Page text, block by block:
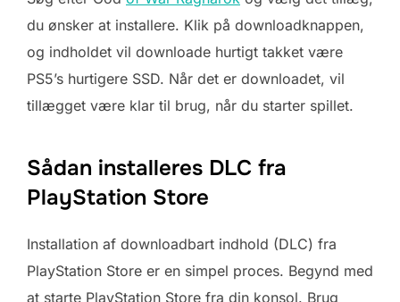
du ønsker at installere. Klik på downloadknappen,
og indholdet vil downloade hurtigt takket være
PS5’s hurtigere SSD. Når det er downloadet, vil
tillægget være klar til brug, når du starter spillet.
Sådan installeres DLC fra
PlayStation Store
Installation af downloadbart indhold (DLC) fra
PlayStation Store er en simpel proces. Begynd med
at starte PlayStation Store fra din konsol. Brug